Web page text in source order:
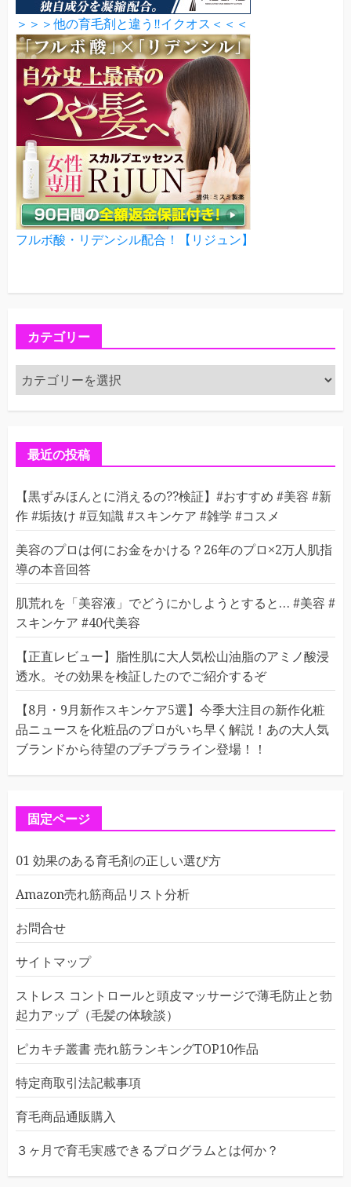
＞＞＞他の育毛剤と違う‼イクオス＜＜＜
フルボ酸・リデンシル配合！【リジュン】
カテゴリー
カ
テ
ゴ
最近の投稿
【黒ずみほんとに消えるの??検証】#おすすめ #美容 #新
作 #垢抜け #豆知識 #スキンケア #雑学 #コスメ
美容のプロは何にお金をかける？26年のプロ×2万人肌指
導の本音回答
肌荒れを「美容液」でどうにかしようとすると… #美容 #
スキンケア #40代美容
【正直レビュー】脂性肌に大人気松山油脂のアミノ酸浸
透水。その効果を検証したのでご紹介するぞ
【8月・9月新作スキンケア5選】今季大注目の新作化粧
品ニュースを化粧品のプロがいち早く解説！あの大人気
ブランドから待望のプチプラライン登場！！
固定ページ
01 効果のある育毛剤の正しい選び方
Amazon売れ筋商品リスト分析
お問合せ
サイトマップ
ストレス コントロールと頭皮マッサージで薄毛防止と勃
起力アップ（毛髪の体験談）
ピカキチ叢書 売れ筋ランキングTOP10作品
特定商取引法記載事項
育毛商品通販購入
３ヶ月で育毛実感できるプログラムとは何か？